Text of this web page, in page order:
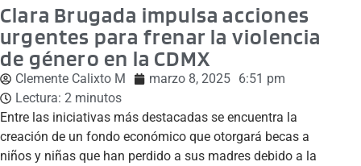
Clara Brugada impulsa acciones
urgentes para frenar la violencia
de género en la CDMX
Clemente Calixto M marzo 8, 2025 6:51 pm
Lectura: 2 minutos
Entre las iniciativas más destacadas se encuentra la
creación de un fondo económico que otorgará becas a
niños y niñas que han perdido a sus madres debido a la